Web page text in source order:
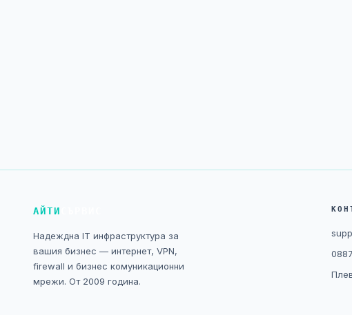
АЙТИ
Надеждна IT инфраструктура за
вашия бизнес — интернет, VPN,
firewall и бизнес комуникационни
мрежи. От 2009 година.